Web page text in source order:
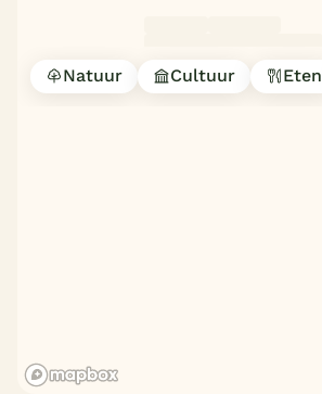
Natuur Cultuur Eten